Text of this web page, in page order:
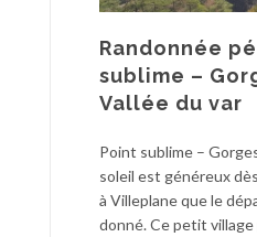
Randonnée
sublime –
Vallée du var
Point sublime –
soleil est généreux
à Villeplane que le
donné. Ce petit